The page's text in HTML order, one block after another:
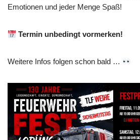
Emotionen und jeder Menge Spaß!
Termin unbedingt vormerken!
Weitere Infos folgen schon bald …